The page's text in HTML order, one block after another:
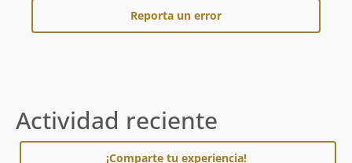
Reporta un error
Actividad reciente
¡Comparte tu experiencia!